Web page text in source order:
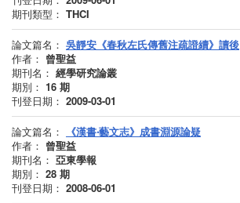
期刊類型： THCI
論文篇名： 吳靜安《春秋左氏傳舊注疏證續》讀後
作者： 曾聖益
期刊名： 經學研究論叢
期別： 16 期
刊登日期： 2009-03-01
論文篇名：
《漢書‧藝文志》成書淵源論疑
作者： 曾聖益
期刊名： 亞東學報
期別： 28 期
刊登日期： 2008-06-01